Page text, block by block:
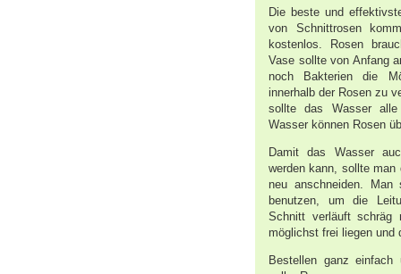
Die beste und
von Schnittrosen
kostenlos. Rosen
Vase sollte von Anfang
noch Bakterien die
innerhalb der Rosen zu
sollte das Wasser alle
Wasser können Rosen
Damit das Wasser
werden kann, sollte
neu anschneiden.
benutzen, um die
Schnitt verläuft schräg
möglichst frei liegen und
Bestellen ganz